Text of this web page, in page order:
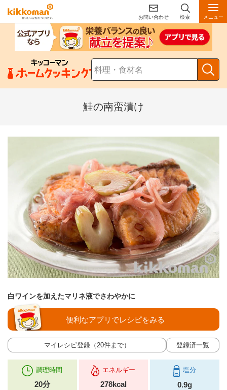
お問い合わせ 検索 メニュー
鮭の南蛮漬け
白ワインを加えたマリネ液でさわやかに
マイレシピ登録（20件まで） 登録済一覧
便利なアプリでレシピをみる
調理時間
20分
エネルギー
278kcal
塩分
0.9g